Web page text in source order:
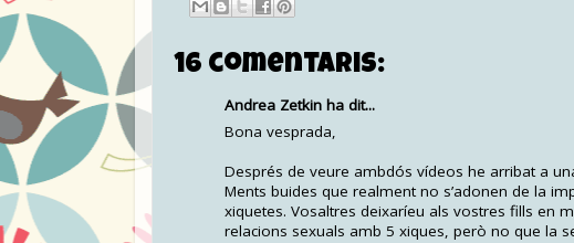
16 comentaris:
Andrea Zetkin ha dit...
Bona vesprada,
Després de veure ambdós vídeos he arribat a
Ments buides que realment no s’adonen de la
xiquetes. Vosaltres deixaríeu als vostres fills en
relacions sexuals amb 5 xiques, però no que la